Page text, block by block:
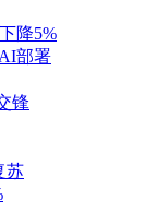
降5%
部署
锋
苏